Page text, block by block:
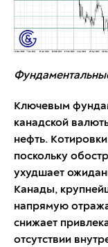
Ключевым
канадской
нефть.
поскольку
ухудшает
Канады,
напрямую
снижает
отсутствии